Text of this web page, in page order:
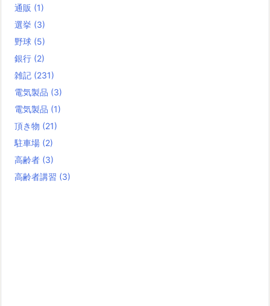
通販 (1)
選挙 (3)
野球 (5)
銀行 (2)
雑記 (231)
電気製品 (3)
電気製品 (1)
頂き物 (21)
駐車場 (2)
高齢者 (3)
高齢者講習 (3)